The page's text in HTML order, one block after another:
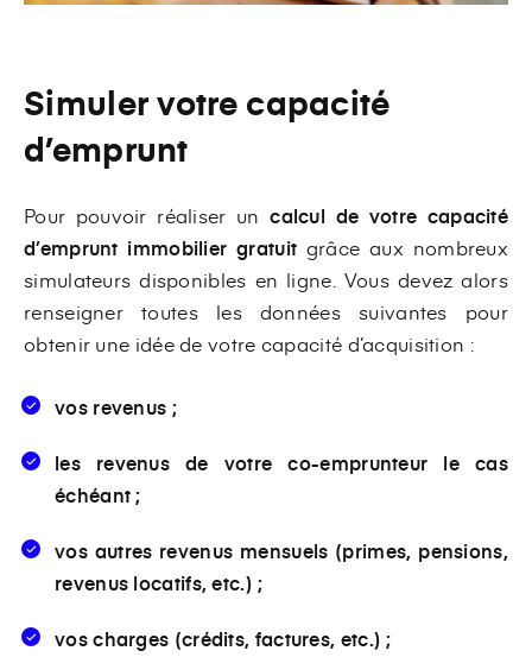
Simuler votre capacité
d’emprunt
Pour pouvoir réaliser uncalcul de votre capacité
d’emprunt immobilier gratuit grâce aux nombreux
simulateurs disponibles en ligne. Vous devez alors
renseigner toutes les données suivantes pour
obtenir une idée de votre capacité d’acquisition :
vos revenus ;
les revenus de votre co-emprunteur le cas
échéant ;
vos autres revenus mensuels (primes, pensions,
revenus locatifs, etc.) ;
vos charges (crédits, factures, etc.) ;